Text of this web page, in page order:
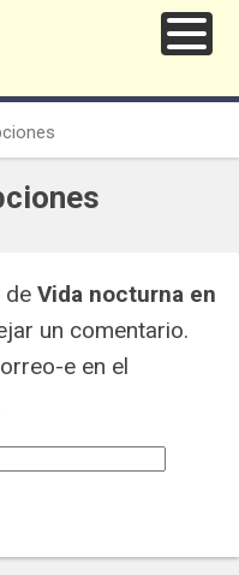
de Vida nocturna en
un comentario.
e en el